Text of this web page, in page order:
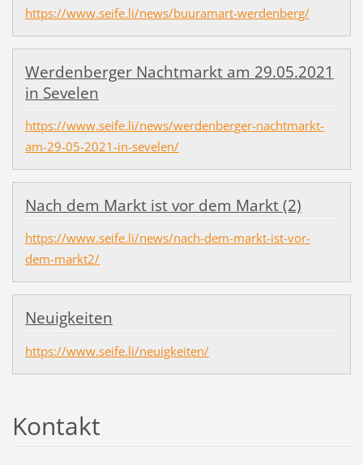
https://www.seife.li/news/buuramart-werdenberg/
Werdenberger Nachtmarkt am 29.05.2021
in Sevelen
https://www.seife.li/news/werdenberger-nachtmarkt-
am-29-05-2021-in-sevelen/
Nach dem Markt ist vor dem Markt (2)
https://www.seife.li/news/nach-dem-markt-ist-vor-
dem-markt2/
Neuigkeiten
https://www.seife.li/neuigkeiten/
Kontakt